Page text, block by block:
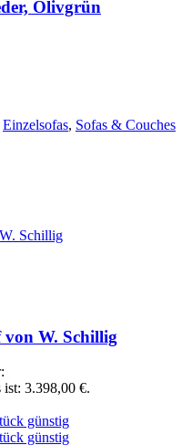
Olivgrün
Einzelsofas, Sofas & Couches
W. Schillig
3.398,00 €.